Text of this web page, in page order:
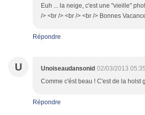
Euh ... la neige, c'est une "vieille"
/> <br /> <br /> <br /> Bonnes
Répondre
U Unoiseaudansonid 02/03/2013 05:35
Comme c'ést beau ! C'est de la holst
Répondre